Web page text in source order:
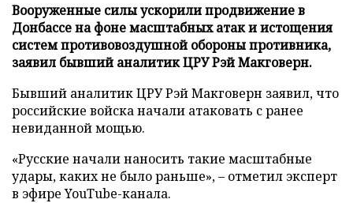
Вооруженные силы ускорили продвижение в
Донбассе на фоне масштабных атак и истощения
систем противовоздушной обороны противника,
заявил бывший аналитик ЦРУ Рэй Макговерн.
Бывший аналитик ЦРУ Рэй Макговерн заявил, что
российские войска начали атаковать с ранее
невиданной мощью.
«Русские начали наносить такие масштабные
удары, каких не было раньше», – отметил эксперт
в эфире YouTube-канала.